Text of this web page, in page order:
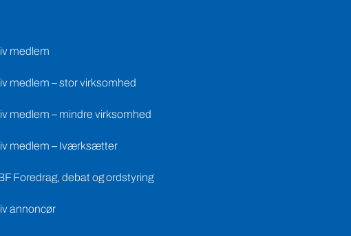
medlem
medlem – stor virksomhed
medlem – mindre virksomhed
medlem – Iværksætter
Foredrag, debat og ordstyring
annoncør